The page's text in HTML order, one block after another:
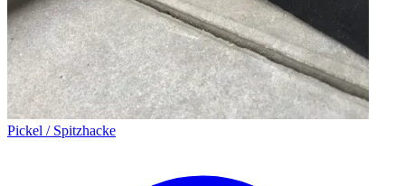
Pickel / Spitzhacke